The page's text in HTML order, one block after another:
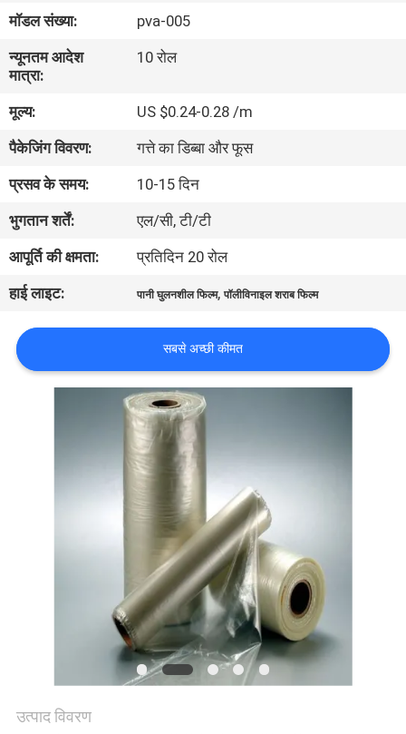
का
दौरा
गुणवत्ता
नियंत्रण
समाचार
उद्धरण
मांगें
साइटमैप
POLICY
मॉडल संख्या:
pva-005
न्यूनतम आदेश
मात्रा:
10 रोल
मूल्य:
US $0.24-0.28 /m
पैकेजिंग विवरण:
गत्ते का डिब्बा और फूस
प्रसव के समय:
10-15 दिन
भुगतान शर्तें:
एल/सी, टी/टी
आपूर्ति की क्षमता:
प्रतिदिन 20 रोल
हाई लाइट:
पानी घुलनशील फिल्म,पॉलीविनाइल शराब फिल्म
सबसे अच्छी कीमत
उत्पाद विवरण